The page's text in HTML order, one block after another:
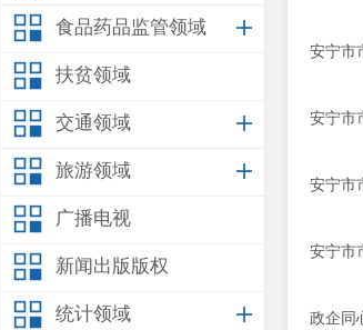
食品药品监管领域
扶贫领域
交通领域
旅游领域
广播电视
新闻出版版权
统计领域
安宁市
安宁市
安宁市
安宁市
政企同